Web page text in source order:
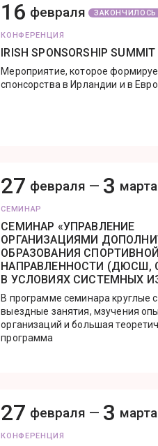
16 февраля ЗАКОНЧИЛОСЬ
КОНФЕРЕНЦИЯ
IRISH SPONSORSHIP SUMMIT
Мероприятие, которое
спонсорства в Ирландии и в
27 февраля — 3 марта
СЕМИНАР
СЕМИНАР «УПРАВЛЕНИЕ
ОРГАНИЗАЦИЯМИ
ОБРАЗОВАНИЯ СПОРТИВНОЙ
НАПРАВЛЕННОСТИ
В УСЛОВИЯХ СИСТЕМНЫХ
В программе семинара круглые
выездные занятия, мзучения
организаций и большая
программа
27 февраля — 3 марта
КОНФЕРЕНЦИЯ